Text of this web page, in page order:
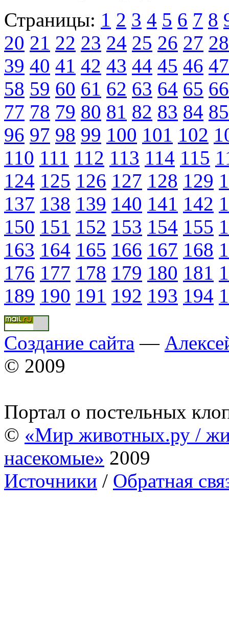
Страницы: 1 2 3 4 5 6 7 8
20 21 22 23 24 25 26 27 28
39 40 41 42 43 44 45 46 47
58 59 60 61 62 63 64 65 66
77 78 79 80 81 82 83 84 85
96 97 98 99 100 101 102
110 111 112 113 114 115
124 125 126 127 128 129
137 138 139 140 141 142
150 151 152 153 154 155
163 164 165 166 167 168
176 177 178 179 180 181
189 190 191 192 193 194
Создание сайта —
© 2009
Портал о постельных
© «Мир животных.ру /
насекомые» 2009
Источники / Обратная